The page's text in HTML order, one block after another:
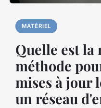
MATÉRIEL
Quelle est la
méthode
mises à jour
un réseau